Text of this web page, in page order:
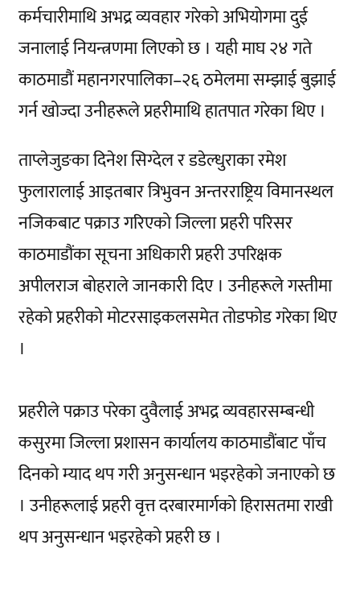
कर्मचारीमाथि अभद्र व्यवहार गरेको अभियोगमा दुई
जनालाई नियन्त्रणमा लिएको छ । यही माघ २४ गते
काठमाडौं महानगरपालिका–२६ ठमेलमा सम्झाई बुझाई
गर्न खोज्दा उनीहरूले प्रहरीमाथि हातपात गरेका थिए ।
ताप्लेजुङका दिनेश सिग्देल र डडेल्धुराका रमेश
फुलारालाई आइतबार त्रिभुवन अन्तरराष्ट्रिय विमानस्थल
नजिकबाट पक्राउ गरिएको जिल्ला प्रहरी परिसर
काठमाडौंका सूचना अधिकारी प्रहरी उपरिक्षक
अपीलराज बोहराले जानकारी दिए । उनीहरूले गस्तीमा
रहेको प्रहरीको मोटरसाइकलसमेत तोडफोड गरेका थिए
।
प्रहरीले पक्राउ परेका दुवैलाई अभद्र व्यवहारसम्बन्धी
कसुरमा जिल्ला प्रशासन कार्यालय काठमाडौंबाट पाँच
दिनको म्याद थप गरी अनुसन्धान भइरहेको जनाएको छ
। उनीहरूलाई प्रहरी वृत्त दरबारमार्गको हिरासतमा राखी
थप अनुसन्धान भइरहेको प्रहरी छ ।